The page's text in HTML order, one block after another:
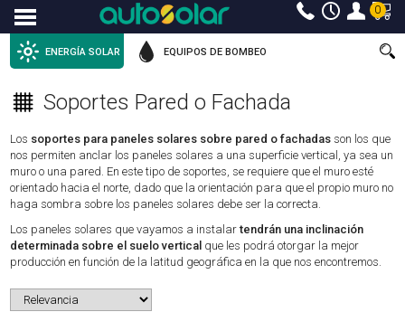
Menu 0
ENERGÍA SOLAR EQUIPOS DE BOMBEO
Soportes Pared o Fachada
Los soportes para paneles solares sobre pared o fachadas son los que
nos permiten anclar los paneles solares a una superficie vertical, ya sea un
muro o una pared. En este tipo de soportes, se requiere que el muro esté
orientado hacia el norte, dado que la orientación para que el propio muro no
haga sombra sobre los paneles solares debe ser la correcta.
Los paneles solares que vayamos a instalartendrán una inclinación
determinada sobre el suelo vertical que les podrá otorgar la mejor
producción en función de la latitud geográfica en la que nos encontremos.